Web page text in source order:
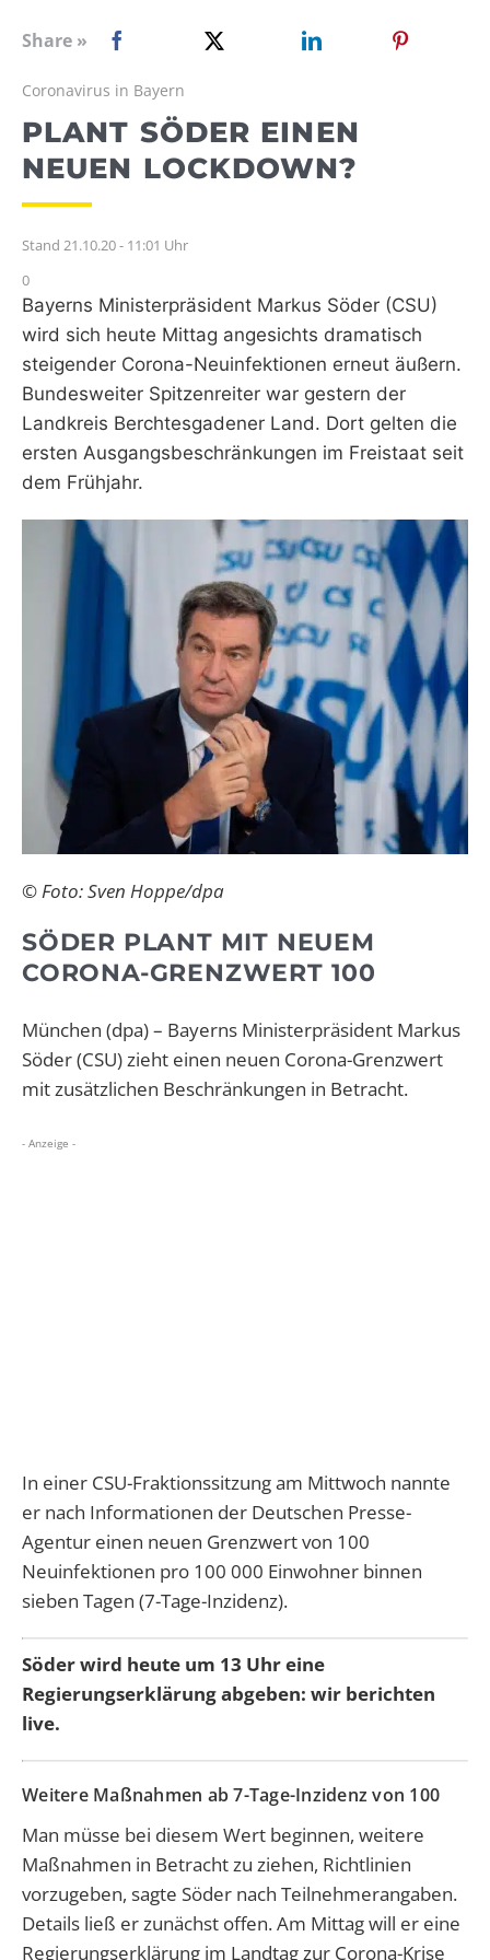
WEBRADIO
Share »
Coronavirus in Bayern
PLANT SÖDER EINEN
NEUEN LOCKDOWN?
Stand 21.10.20 - 11:01 Uhr
0
Bayerns Ministerpräsident Markus Söder (CSU)
wird sich heute Mittag angesichts dramatisch
steigender Corona-Neuinfektionen erneut äußern.
Bundesweiter Spitzenreiter war gestern der
Landkreis Berchtesgadener Land. Dort gelten die
ersten Ausgangsbeschränkungen im Freistaat seit
dem Frühjahr.
© Foto: Sven Hoppe/dpa
SÖDER PLANT MIT NEUEM
CORONA-GRENZWERT 100
München (dpa) – Bayerns Ministerpräsident Markus
Söder (CSU) zieht einen neuen Corona-Grenzwert
mit zusätzlichen Beschränkungen in Betracht.
- Anzeige -
In einer CSU-Fraktionssitzung am Mittwoch nannte
er nach Informationen der Deutschen Presse-
Agentur einen neuen Grenzwert von 100
Neuinfektionen pro 100 000 Einwohner binnen
sieben Tagen (7-Tage-Inzidenz).
Söder wird heute um 13 Uhr eine
Regierungserklärung abgeben: wir berichten
live.
Weitere Maßnahmen ab 7-Tage-Inzidenz von 100
Man müsse bei diesem Wert beginnen, weitere
Maßnahmen in Betracht zu ziehen, Richtlinien
vorzugeben, sagte Söder nach Teilnehmerangaben.
Details ließ er zunächst offen. Am Mittag will er eine
Regierungserklärung im Landtag zur Corona-Krise